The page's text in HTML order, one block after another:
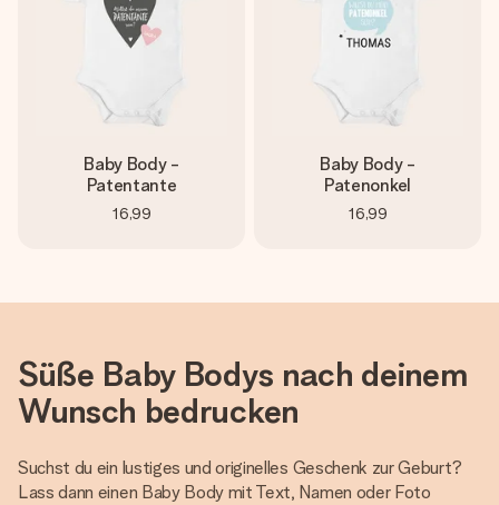
Baby Body -
Patentante
16,99
Baby Body -
Patenonkel
16,99
Süße Baby Bodys nach deinem
Wunsch bedrucken
Suchst du ein lustiges und originelles Geschenk zur Geburt?
Lass dann einen Baby Body mit Text, Namen oder Foto